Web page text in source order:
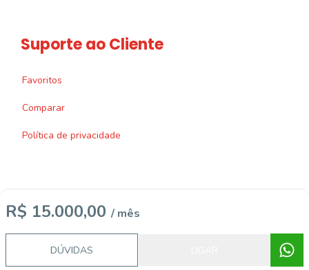
R$ 15.000,00 / mês
DÚVIDAS
Suporte ao Cliente
Favoritos
Comparar
Política de privacidade
Imobiliária Certificada:
Selo de Tecnologia Loft